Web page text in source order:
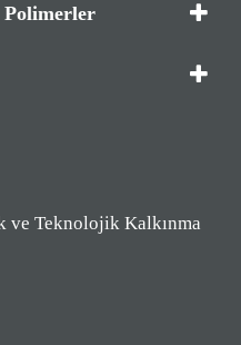
Polimerler
ve Teknolojik Kalkınma